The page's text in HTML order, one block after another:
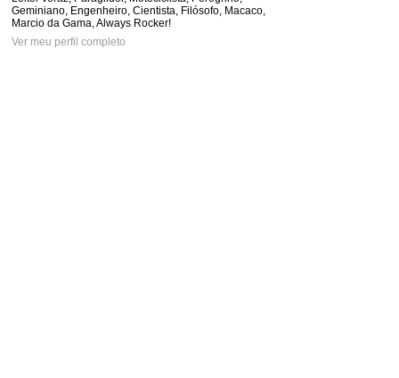
Geminiano, Engenheiro, Cientista, Filósofo, Macaco,
Marcio da Gama, Always Rocker!
Ver meu perfil completo